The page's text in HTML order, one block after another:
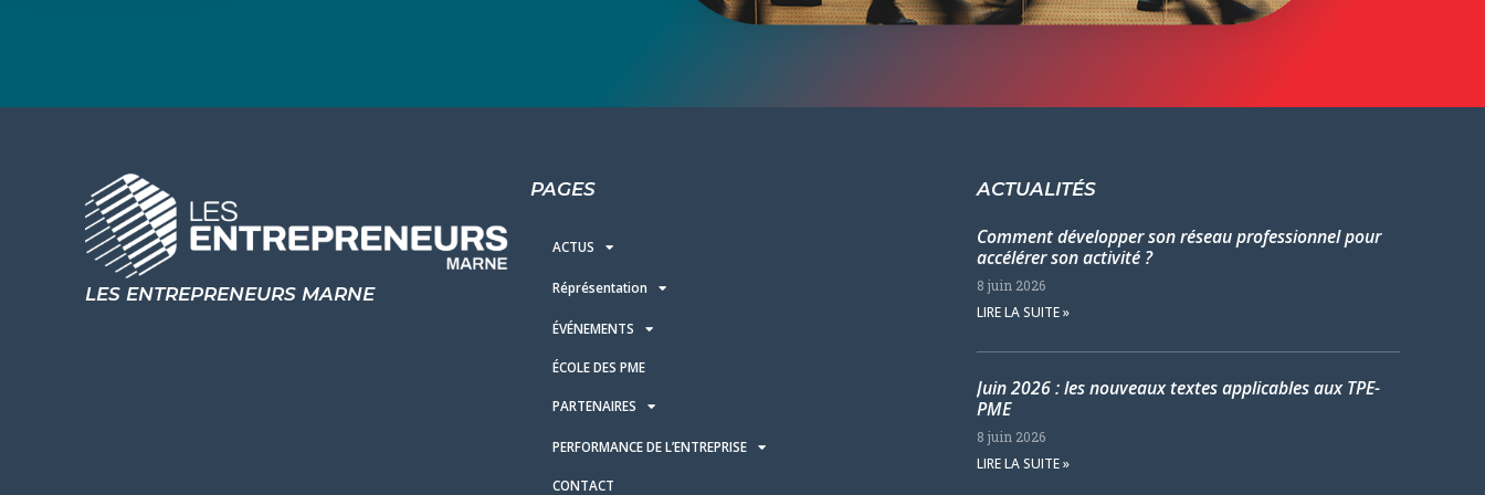
LES ENTREPRENEURS MARNE
PAGES
ACTUS
Réprésentation
ÉVÉNEMENTS
ÉCOLE DES PME
PARTENAIRES
PERFORMANCE DE L’ENTREPRISE
CONTACT
ACTUALITÉS
Comment développer son réseau professionnel pour
accélérer son activité ?
8 juin 2026
LIRE LA SUITE »
Juin 2026 : les nouveaux textes applicables aux TPE-
PME
8 juin 2026
LIRE LA SUITE »